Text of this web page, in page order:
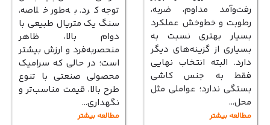
رفت‌وآمد مداوم، ضربه،
رطوبت و خط‌وخش عملکرد
بسیار بهتری نسبت به
بسیاری از گزینه‌های دیگر
دارد. البته انتخاب نهایی
فقط به جنس کاشی
بستگی ندارد؛ عواملی مثل
محل…
مطالعه بیشتر
توجه کرد. به‌طور خلاصه،
سنگ یک متریال طبیعی با
دوام بالا، ظاهر
منحصربه‌فرد و ارزش بیشتر
است؛ در حالی که سرامیک
محصولی صنعتی با تنوع
طرح بالا، قیمت مناسب‌تر و
نگهداری…
مطالعه بیشتر